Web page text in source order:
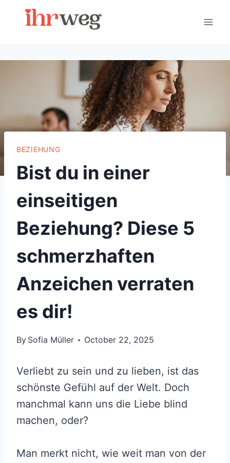
BEZIEHUNG
Bist du in einer
einseitigen
Beziehung? Diese 5
schmerzhaften
Anzeichen verraten
es dir!
By Sofia Müller October 22, 2025
Verliebt zu sein und zu lieben, ist das
schönste Gefühl auf der Welt. Doch
manchmal kann uns die Liebe blind
machen, oder?
Man merkt nicht, wie weit man von der